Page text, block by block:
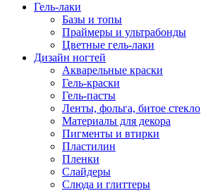
Гель-лаки
Базы и топы
Праймеры и ультрабонды
Цветные гель-лаки
Дизайн ногтей
Акварельные краски
Гель-краски
Гель-пасты
Ленты, фольга, битое стекло
Материалы для декора
Пигменты и втирки
Пластилин
Пленки
Слайдеры
Слюда и глиттеры